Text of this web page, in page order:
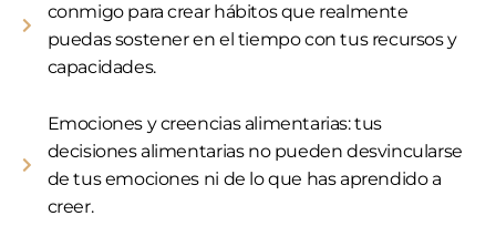
conmigo para crear hábitos que realmente
puedas sostener en el tiempo con tus recursos y
capacidades.
Emociones y creencias alimentarias: tus
decisiones alimentarias no pueden desvincularse
de tus emociones ni de lo que has aprendido a
creer.